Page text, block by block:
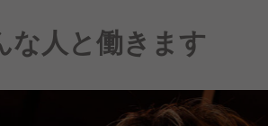
な人と働きます